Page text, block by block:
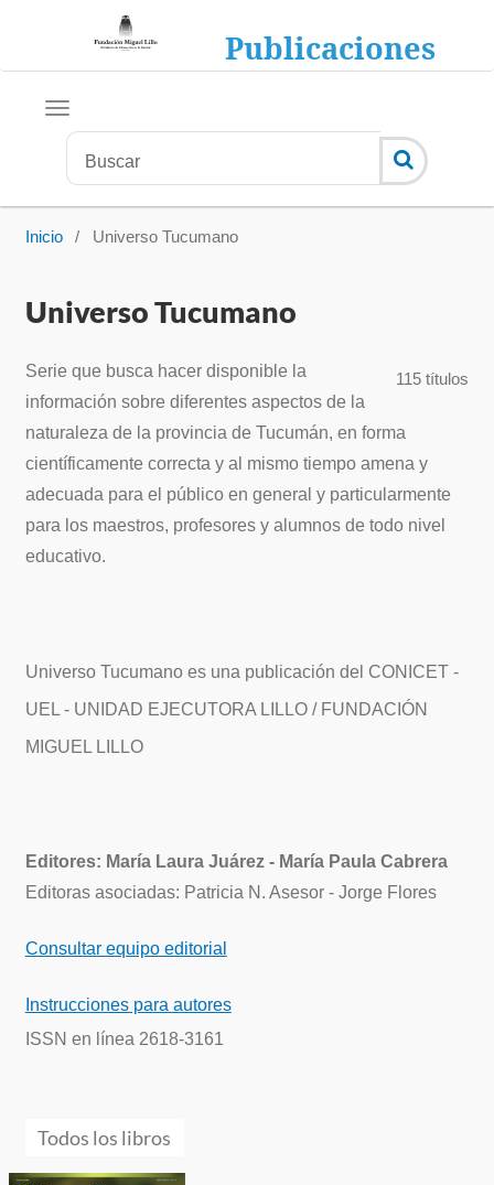
Publicaciones
Inicio / Universo Tucumano
Universo Tucumano
115 títulos
Serie que busca hacer disponible la
información sobre diferentes aspectos de la
naturaleza de la provincia de Tucumán, en forma
científicamente correcta y al mismo tiempo amena y
adecuada para el público en general y particularmente
para los maestros, profesores y alumnos de todo nivel
educativo.
Universo Tucumano es una publicación del CONICET -
UEL - UNIDAD EJECUTORA LILLO / FUNDACIÓN
MIGUEL LILLO
Editores: María Laura Juárez - María Paula Cabrera
Editoras asociadas: Patricia N. Asesor - Jorge Flores
Consultar equipo editorial
Instrucciones para autores
ISSN en línea 2618-3161
Todos los libros